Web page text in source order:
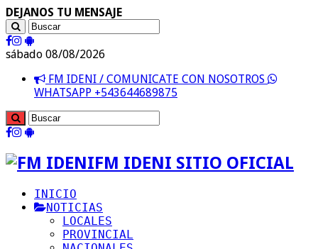
DEJANOS TU MENSAJE
sábado 08/08/2026
FM IDENI / COMUNICATE CON NOSOTROS
WHATSAPP +543644689875
FM IDENI SITIO OFICIAL
INICIO
NOTICIAS
LOCALES
PROVINCIAL